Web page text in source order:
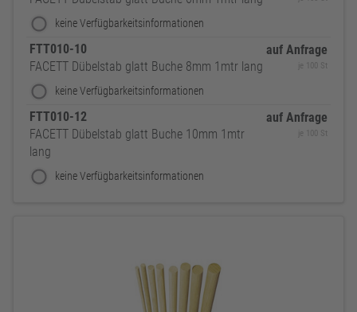
keine Verfügbarkeitsinformationen
FTT010-10
FACETT Dübelstab glatt Buche 8mm 1mtr lang
keine Verfügbarkeitsinformationen
auf Anfrage
je 100 St
FTT010-12
FACETT Dübelstab glatt Buche 10mm 1mtr
lang
keine Verfügbarkeitsinformationen
auf Anfrage
je 100 St